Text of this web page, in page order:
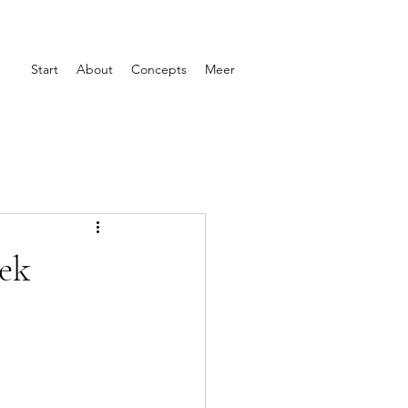
Start About Concepts Meer